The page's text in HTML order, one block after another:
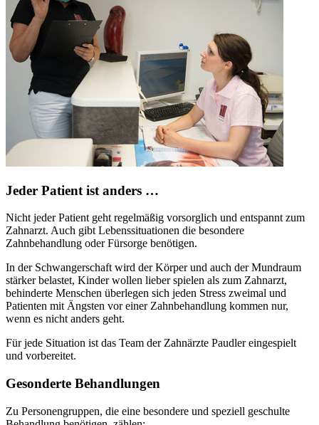
Jeder Patient ist anders …
Nicht jeder Patient geht regelmäßig vorsorglich und entspannt zum
Zahnarzt. Auch gibt Lebenssituationen die besondere
Zahnbehandlung oder Fürsorge benötigen.
In der Schwangerschaft wird der Körper und auch der Mundraum
stärker belastet, Kinder wollen lieber spielen als zum Zahnarzt,
behinderte Menschen überlegen sich jeden Stress zweimal und
Patienten mit Ängsten vor einer Zahnbehandlung kommen nur,
wenn es nicht anders geht.
Für jede Situation ist das Team der Zahnärzte Paudler eingespielt
und vorbereitet.
Gesonderte Behandlungen
Zu Personengruppen, die eine besondere und speziell geschulte